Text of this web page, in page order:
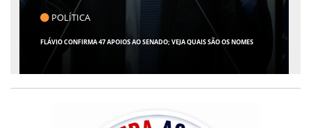
CLICK INDICA
GIRO POR SERGIPE, BRASIL E MUNDO - 07 DE AGOSTO DE 2026